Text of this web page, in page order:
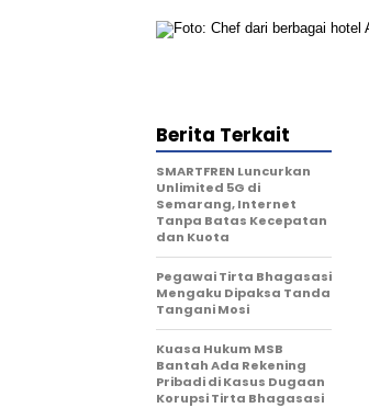
Berita Terkait
SMARTFREN Luncurkan
Unlimited 5G di
Semarang, Internet
Tanpa Batas Kecepatan
dan Kuota
Pegawai Tirta Bhagasasi
Mengaku Dipaksa Tanda
Tangani Mosi
Kuasa Hukum MSB
Bantah Ada Rekening
Pribadi di Kasus Dugaan
Korupsi Tirta Bhagasasi